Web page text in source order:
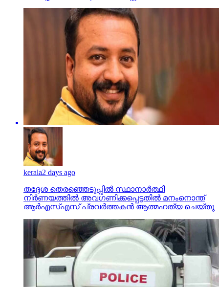
kerala2 days ago
തദ്ദേശ തെരഞ്ഞെടുപ്പില്‍ സ്ഥാനാര്‍ത്ഥി
നിര്‍ണയത്തില്‍ അവഗണിക്കപ്പെട്ടതില്‍ മനംനൊന്ത്
ആര്‍എസ്എസ് പ്രവര്‍ത്തകന്‍ ആത്മഹത്യ ചെയ്തു